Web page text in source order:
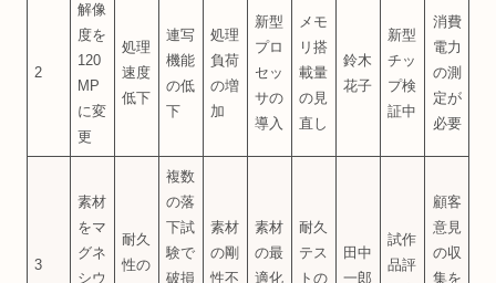
2
解像
度を
120
MP
に変
更
処理
速度
低下
連写
機能
の低
下
処理
負荷
の増
加
新型
プロ
セッ
サの
導入
メモ
リ搭
載量
の見
直し
鈴木
花子
新型
チッ
プ検
証中
消費
電力
の測
定が
必要
3
素材
をマ
グネ
シウ
耐久
性の
複数
の落
下試
験で
破損
素材
の剛
性不
素材
の最
適化
耐久
テス
トの
田中
一郎
試作
品評
顧客
意見
の収
集を